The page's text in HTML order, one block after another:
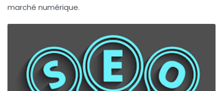
marché numérique.